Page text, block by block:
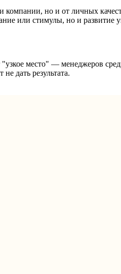
компании, но и от личных
или стимулы, но и развитие
место" — менеджеров
дать результата.